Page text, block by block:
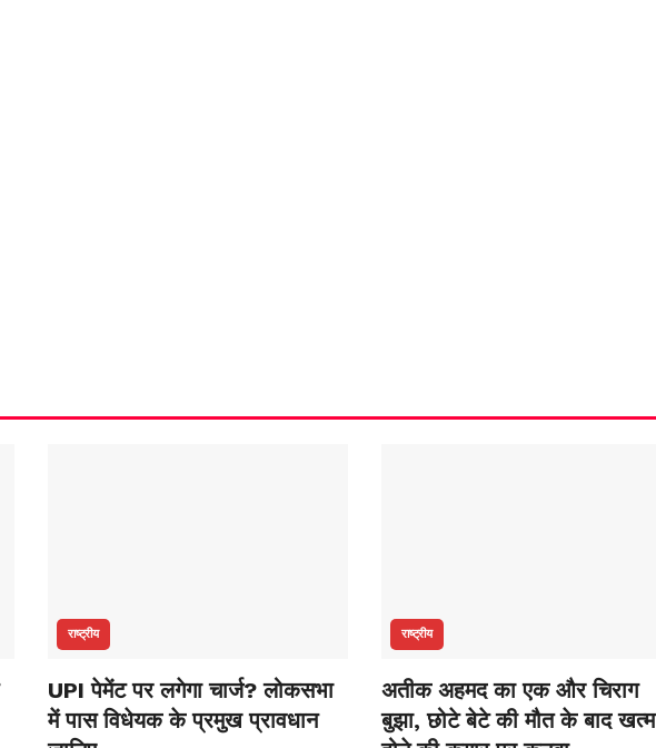
राष्ट्रीय
UPI पेमेंट पर लगेगा चार्ज? लोकसभा
में पास विधेयक के प्रमुख प्रावधान
राष्ट्रीय
अतीक अहमद का एक और चिराग
बुझा, छोटे बेटे की मौत के बाद खत्म